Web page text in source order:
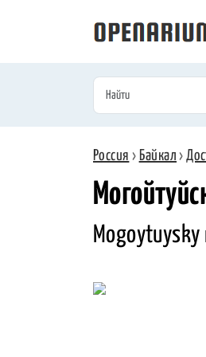
Россия › Байкал ›
Mogoytuysky